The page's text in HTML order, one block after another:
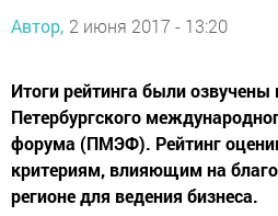
Автор, 2 июня 2017 - 13:20
Итоги рейтинга были озвучены
Петербургского
форума (ПМЭФ). Рейтинг
критериям, влияющим на
регионе для ведения бизнеса.